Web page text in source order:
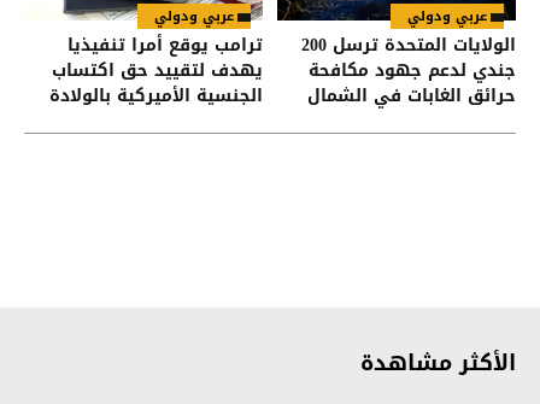
عربي ودولي
الولايات المتحدة ترسل 200
جندي لدعم جهود مكافحة
حرائق الغابات في الشمال
عربي ودولي
ترامب يوقع أمرا تنفيذيا
يهدف لتقييد حق اكتساب
الجنسية الأميركية بالولادة
الأكثر مشاهدة